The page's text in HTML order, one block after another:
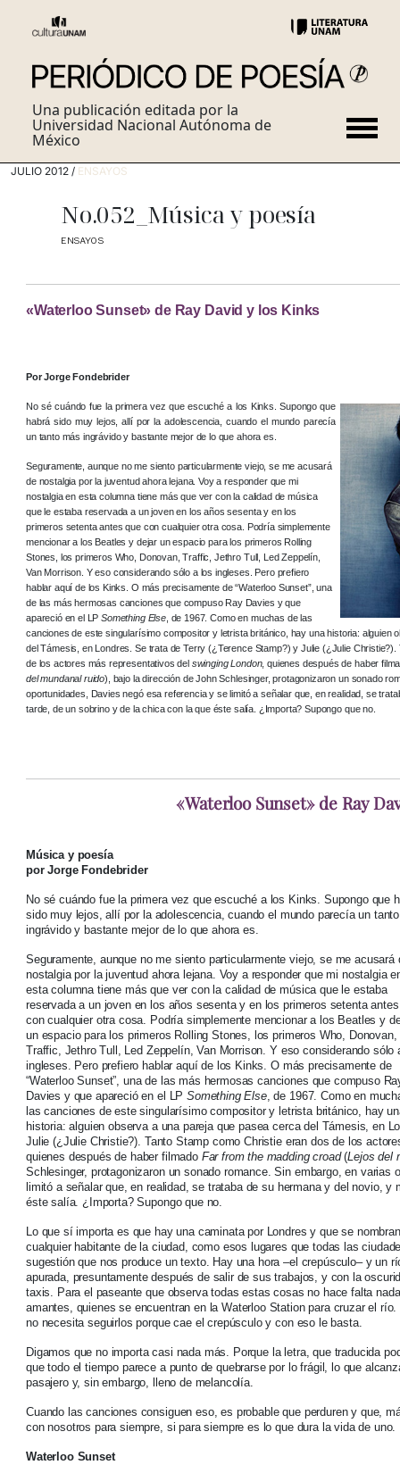
Una publicación editada por la
Universidad Nacional Autónoma de
México
JULIO 2012 / ENSAYOS
No.052_Música y poesía
ENSAYOS
«Waterloo Sunset» de Ray David y los Kinks
Por Jorge Fondebrider
No sé cuándo fue la primera vez que escuché a los Kinks. Supongo que
habrá sido muy lejos, allí por la adolescencia, cuando el mundo parecía
un tanto más ingrávido y bastante mejor de lo que ahora es.
Seguramente, aunque no me siento particularmente viejo, se me acusará
de nostalgia por la juventud ahora lejana. Voy a responder que mi
nostalgia en esta columna tiene más que ver con la calidad de música
que le estaba reservada a un joven en los años sesenta y en los
primeros setenta antes que con cualquier otra cosa. Podría simplemente
mencionar a los Beatles y dejar un espacio para los primeros Rolling
Stones, los primeros Who, Donovan, Traffic, Jethro Tull, Led Zeppelín,
Van Morrison. Y eso considerando sólo a los ingleses. Pero prefiero
hablar aquí de los Kinks. O más precisamente de “Waterloo Sunset”, una
de las más hermosas canciones que compuso Ray Davies y que
apareció en el LPSomething Else, de 1967. Como en muchas de las
canciones de este singularísimo compositor y letrista británico, hay una historia: alguien
del Támesis, en Londres. Se trata de Terry (¿Terence Stamp?) y Julie (¿Julie
de los actores más representativos del swinging London, quienes después de haber
del mundanal ruido), bajo la dirección de John Schlesinger, protagonizaron un sonado
oportunidades, Davies negó esa referencia y se limitó a señalar que, en realidad, se
tarde, de un sobrino y de la chica con la que éste salía. ¿Importa? Supongo que no.
«Waterloo Sunset» de Ray
Música y poesía
por Jorge Fondebrider
No sé cuándo fue la primera vez que escuché a los Kinks. Supongo que
sido muy lejos, allí por la adolescencia, cuando el mundo parecía un
ingrávido y bastante mejor de lo que ahora es.
Seguramente, aunque no me siento particularmente viejo, se me acusará
nostalgia por la juventud ahora lejana. Voy a responder que mi nostalgia
esta columna tiene más que ver con la calidad de música que le estaba
reservada a un joven en los años sesenta y en los primeros setenta
con cualquier otra cosa. Podría simplemente mencionar a los Beatles y
un espacio para los primeros Rolling Stones, los primeros Who, Donovan,
Traffic, Jethro Tull, Led Zeppelín, Van Morrison. Y eso considerando sólo
ingleses. Pero prefiero hablar aquí de los Kinks. O más precisamente de
“Waterloo Sunset”, una de las más hermosas canciones que compuso
Davies y que apareció en el LPSomething Else, de 1967. Como en
las canciones de este singularísimo compositor y letrista británico, hay
historia: alguien observa a una pareja que pasea cerca del Támesis, en
Julie (¿Julie Christie?). Tanto Stamp como Christie eran dos de los
quienes después de haber filmado Far from the madding croad(Lejos del
Schlesinger, protagonizaron un sonado romance. Sin embargo, en varias
limitó a señalar que, en realidad, se trataba de su hermana y del novio,
éste salía. ¿Importa? Supongo que no.
Lo que sí importa es que hay una caminata por Londres y que se
cualquier habitante de la ciudad, como esos lugares que todas las
sugestión que nos produce un texto. Hay una hora –el crepúsculo– y un
apurada, presuntamente después de salir de sus trabajos, y con la
taxis. Para el paseante que observa todas estas cosas no hace falta
amantes, quienes se encuentran en la Waterloo Station para cruzar el
no necesita seguirlos porque cae el crepúsculo y con eso le basta.
Digamos que no importa casi nada más. Porque la letra, que traducida
que todo el tiempo parece a punto de quebrarse por lo frágil, lo que
pasajero y, sin embargo, lleno de melancolía.
Cuando las canciones consiguen eso, es probable que perduren y que,
con nosotros para siempre, si para siempre es lo que dura la vida de uno.
Waterloo Sunset